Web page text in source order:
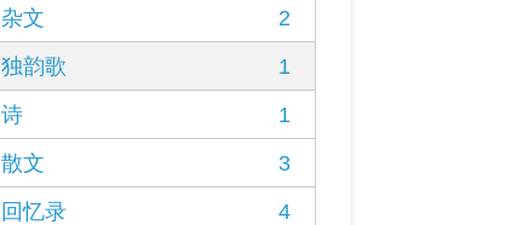
杂文
2
独韵歌
1
诗
1
散文
3
回忆录
4